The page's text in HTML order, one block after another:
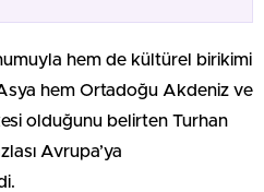
hem de kültürel birikimi
hem Ortadoğu Akdeniz ve
olduğunu belirten Turhan
Avrupa’ya